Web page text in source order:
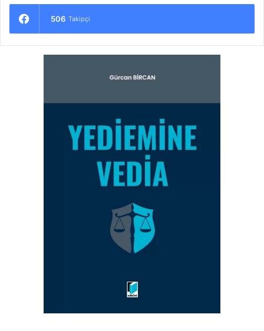
506 Takipçi